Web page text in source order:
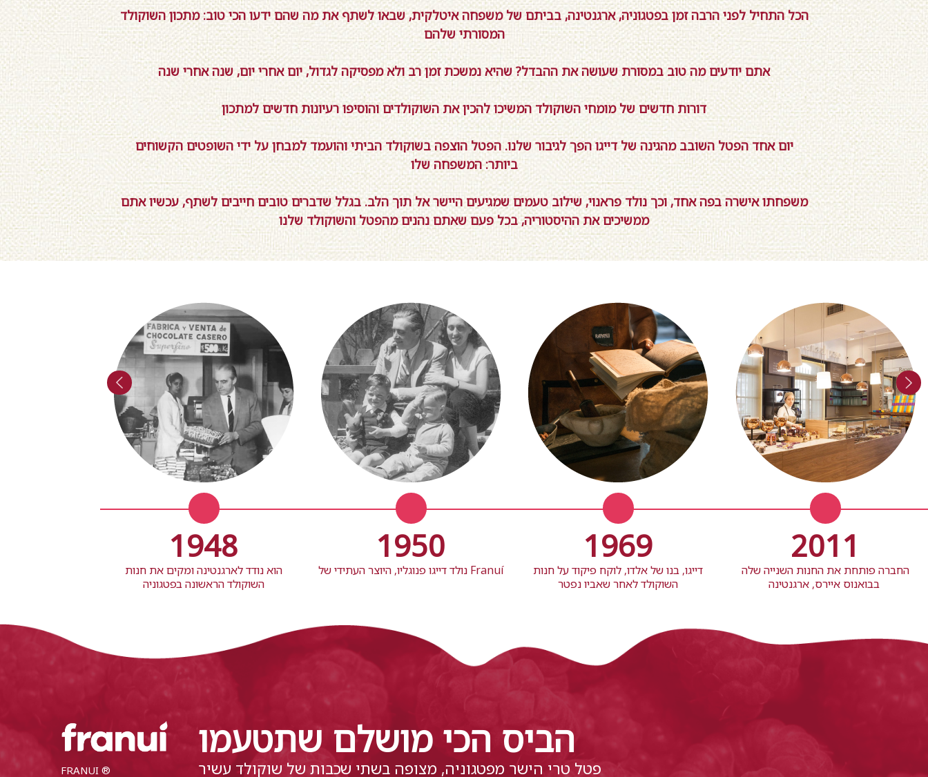
הכל התחיל לפני הרבה זמן בפטגוניה, ארגנטינה, בביתם של משפחה איטלקית, שבאו לשתף את מה שהם ידעו הכי טוב: מתכון השוקולד
המסורתי שלהם
אתם יודעים מה טוב במסורת שעושה את ההבדל? שהיא נמשכת זמן רב ולא מפסיקה לגדול, יום אחרי יום, שנה אחרי שנה
דורות חדשים של מומחי השוקולד המשיכו להכין את השוקולדים והוסיפו רעיונות חדשים למתכון
יום אחד הפטל השובב מהגינה של דייגו הפך לגיבור שלנו. הפטל הוצפה בשוקולד הביתי והועמד למבחן על ידי השופטים הקשוחים
ביותר: המשפחה שלו
משפחתו אישרה בפה אחד, וכך נולד פראנוי, שילוב טעמים שמגיעים היישר אל תוך הלב. בגלל שדברים טובים חייבים לשתף, עכשיו אתם
ממשיכים את ההיסטוריה, בכל פעם שאתם נהנים מהפטל והשוקולד שלנו
Previous
1948
הוא נודד לארגנטינה ומקים את חנות
השוקולד הראשונה בפטגוניה
1950
נולד דייגו פנוגליו, היוצר העתידי של Franuí
1969
דייגו, בנו של אלדו, לוקח פיקוד על חנות
השוקולד לאחר שאביו נפטר
2011
החברה פותחת את החנות השנייה שלה
בבואנוס איירס, ארגנטינה
Next
FRANUI ®
הביס הכי מושלם שתטעמו
פטל טרי הישר מפטגוניה, מצופה בשתי שכבות של שוקולד עשיר